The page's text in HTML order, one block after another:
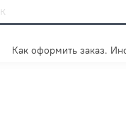
Как оформить заказ.